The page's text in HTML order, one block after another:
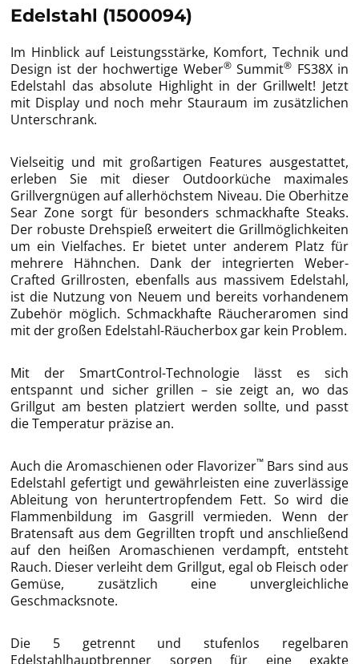
Edelstahl (1500094)
Im Hinblick auf Leistungsstärke, Komfort, Technik und
Design ist der hochwertige Weber®Summit® FS38X in
Edelstahl das absolute Highlight in der Grillwelt! Jetzt
mit Display und noch mehr Stauraum im zusätzlichen
Unterschrank.
Vielseitig und mit großartigen Features ausgestattet,
erleben Sie mit dieser Outdoorküche maximales
Grillvergnügen auf allerhöchstem Niveau. Die Oberhitze
Sear Zone sorgt für besonders schmackhafte Steaks.
Der robuste Drehspieß erweitert die Grillmöglichkeiten
um ein Vielfaches. Er bietet unter anderem Platz für
mehrere Hähnchen. Dank der integrierten Weber-
Crafted Grillrosten, ebenfalls aus massivem Edelstahl,
ist die Nutzung von Neuem und bereits vorhandenem
Zubehör möglich. Schmackhafte Räucheraromen sind
mit der großen Edelstahl-Räucherbox gar kein Problem.
Mit der SmartControl-Technologie lässt es sich
entspannt und sicher grillen – sie zeigt an, wo das
Grillgut am besten platziert werden sollte, und passt
die Temperatur präzise an.
Auch die Aromaschienen oder Flavorizer™ Bars sind aus
Edelstahl gefertigt und gewährleisten eine zuverlässige
Ableitung von heruntertropfendem Fett. So wird die
Flammenbildung im Gasgrill vermieden. Wenn der
Bratensaft aus dem Gegrillten tropft und anschließend
auf den heißen Aromaschienen verdampft, entsteht
Rauch. Dieser verleiht dem Grillgut, egal ob Fleisch oder
Gemüse, zusätzlich eine unvergleichliche
Geschmacksnote.
Die 5 getrennt und stufenlos regelbaren
Edelstahlhauptbrenner sorgen für eine exakte